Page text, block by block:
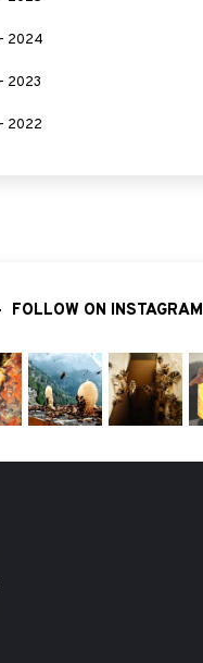
2024
2023
2022
FOLLOW ON INSTAGRAM